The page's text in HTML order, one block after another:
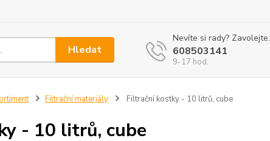
Hledat
Nevíte si rady? Zavolejte.
608503141
9-17 hod.
Filtrační materiály Filtrační kostky - 10 litrů, cube
- 10 litrů, cube